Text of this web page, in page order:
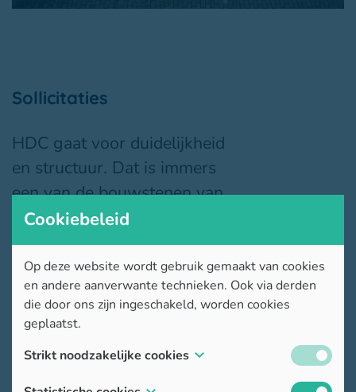
Sollicitaties
HDC gaat voor duidelijkheid
en structuur. Dat is immers
een van de bouwstenen van
ons schoolproject. Dat geldt
ook in verband met spontane
sollicitaties: solliciteer via deze
pagina, niet via mail en zeker
niet op papier (Inderdaad, ook
hoog in het vaandel).
Cookiebeleid
Op deze website wordt gebruik gemaakt van cookies
en andere aanverwante technieken. Ook via derden
die door ons zijn ingeschakeld, worden cookies
geplaatst.
Strikt noodzakelijke cookies
These cookies are necessary for the website to